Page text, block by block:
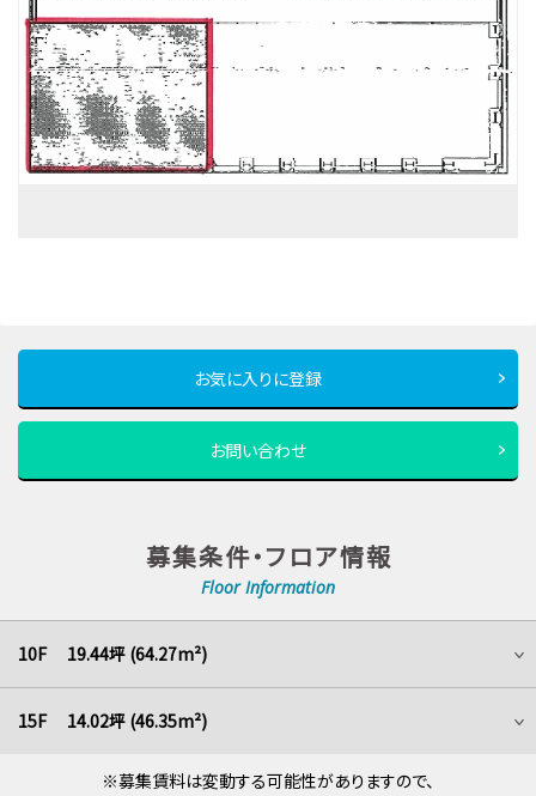
お気に入りに登録
お問い合わせ
募集条件・フロア情報
Floor Information
10F 19.44坪 (64.27m²)
15F 14.02坪 (46.35m²)
※募集賃料は変動する可能性がありますので、